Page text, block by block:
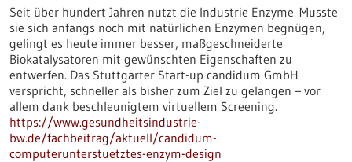
Seit über hundert Jahren nutzt die Industrie Enzyme. Musste
sie sich anfangs noch mit natürlichen Enzymen begnügen,
gelingt es heute immer besser, maßgeschneiderte
Biokatalysatoren mit gewünschten Eigenschaften zu
entwerfen. Das Stuttgarter Start-up candidum GmbH
verspricht, schneller als bisher zum Ziel zu gelangen – vor
allem dank beschleunigtem virtuellem Screening.
https://www.gesundheitsindustrie-
bw.de/fachbeitrag/aktuell/candidum-
computerunterstuetztes-enzym-design